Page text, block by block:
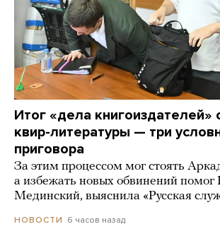
Итог «дела книгоиздателей»
квир-литературы — три
приговора
За этим процессом мог стоять
а избежать новых обвинений
Мединский, выяснила «Русская
НОВОСТИ 6 часов назад